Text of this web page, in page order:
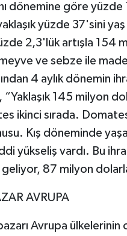
dönemine göre
yaklaşık yüzde 37'sini
2,3'lük artışla 154
meyve ve sebze ile
4 aylık dönemin
“Yaklaşık 145 milyon
ikinci sırada.
Kış döneminde
yükseliş vardı. Bu
geliyor, 87 milyon
AVRUPA
Avrupa